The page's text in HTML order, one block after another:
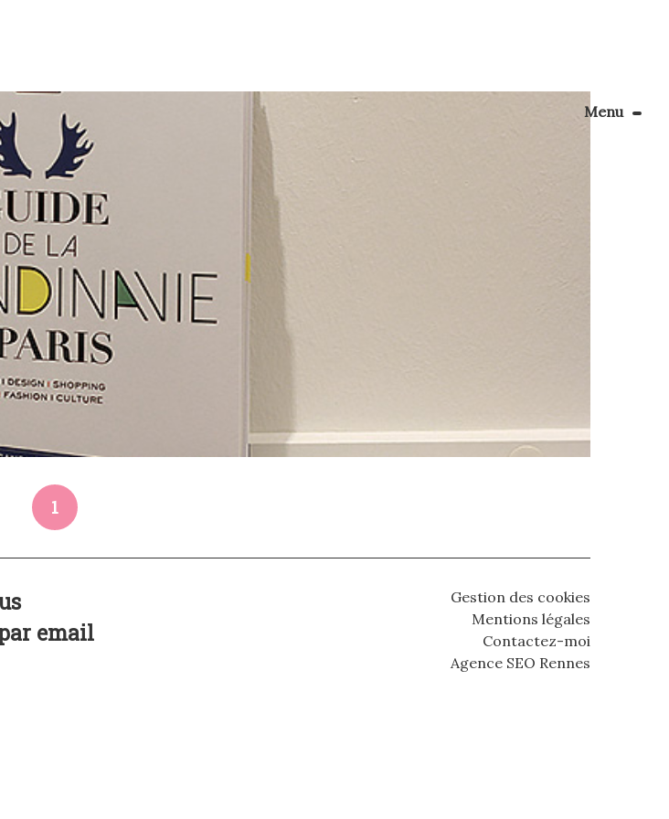
Menu
Le Blog
un moment (qui a fêté ses 4 ans le 25
connaissez notre passion pour la
d’ailleurs ramené beaucoup de
photos de […]
1
email
Gestion des cookies
Mentions légales
Contactez-moi
Agence SEO Rennes